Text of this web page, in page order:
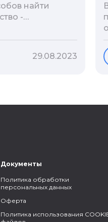
найти
-
онлайн-
сделали для
блога
29.08.2023
Документы
Политика обработки
персональных данных
Оферта
Политика использования